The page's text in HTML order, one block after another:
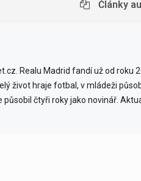
Články
Realu Madrid fandí už od roku
život hraje fotbal, v mládeži
čtyři roky jako novinář.